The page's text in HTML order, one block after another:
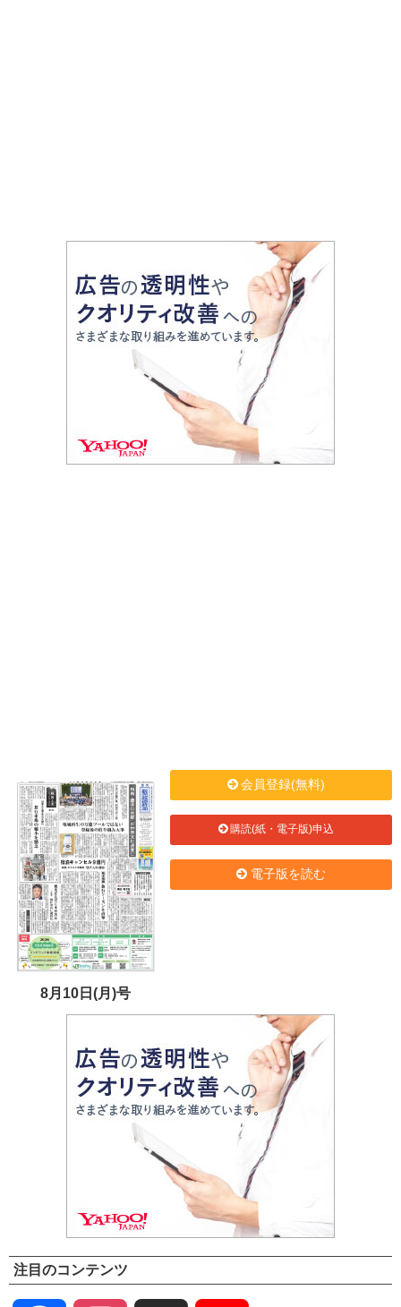
8月10日(月)号
会員登録(無料)
購読(紙・電子版)申込
電子版を読む
注目のコンテンツ